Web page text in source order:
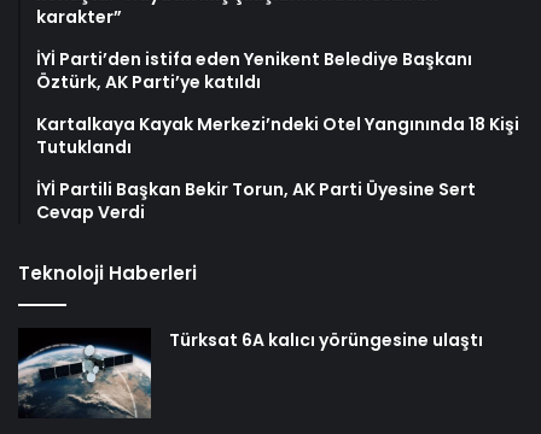
karakter”
İYİ Parti’den istifa eden Yenikent Belediye Başkanı
Öztürk, AK Parti’ye katıldı
Kartalkaya Kayak Merkezi’ndeki Otel Yangınında 18 Kişi
Tutuklandı
İYİ Partili Başkan Bekir Torun, AK Parti Üyesine Sert
Cevap Verdi
Teknoloji Haberleri
Türksat 6A kalıcı yörüngesine ulaştı